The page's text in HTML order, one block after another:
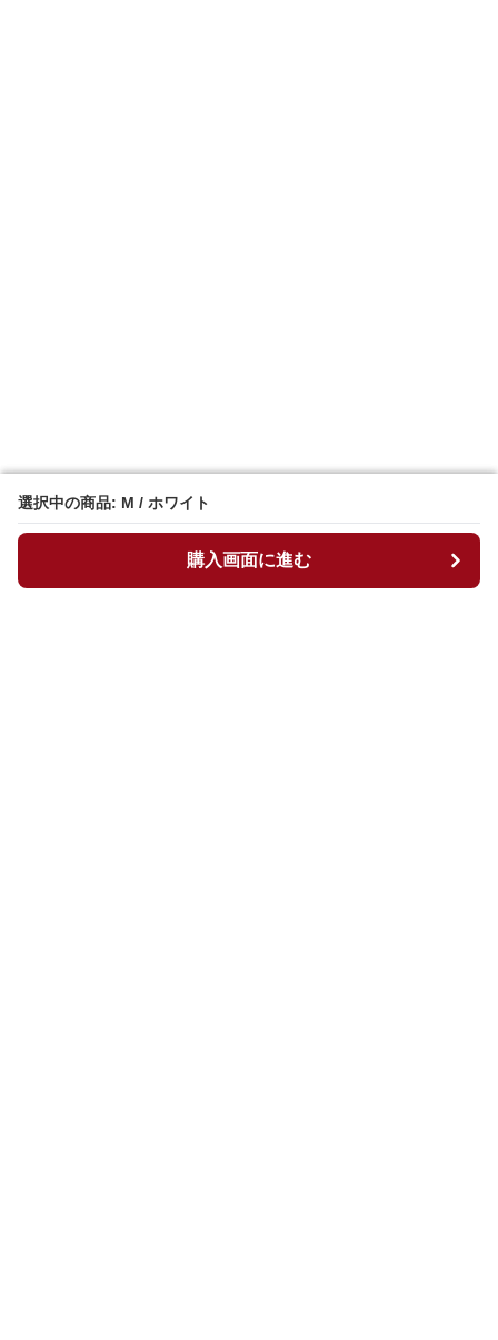
選択中の商品: M / ホワイト
購入画面に進む
選択中の商品: M / ホワイト
購入画面に進む